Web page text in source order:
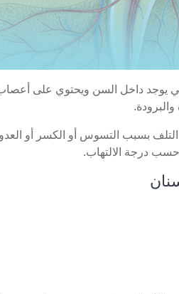
يوجد داخل السن ويحتوي على
بسبب التسوس أو الكسر أو العدوى
درجة الالتهاب.